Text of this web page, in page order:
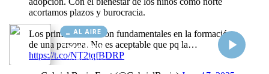
AL AIRE
Cargando...
Conectando...